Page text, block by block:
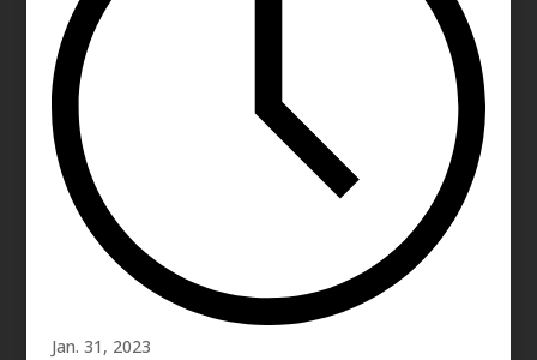
Jan. 31, 2023